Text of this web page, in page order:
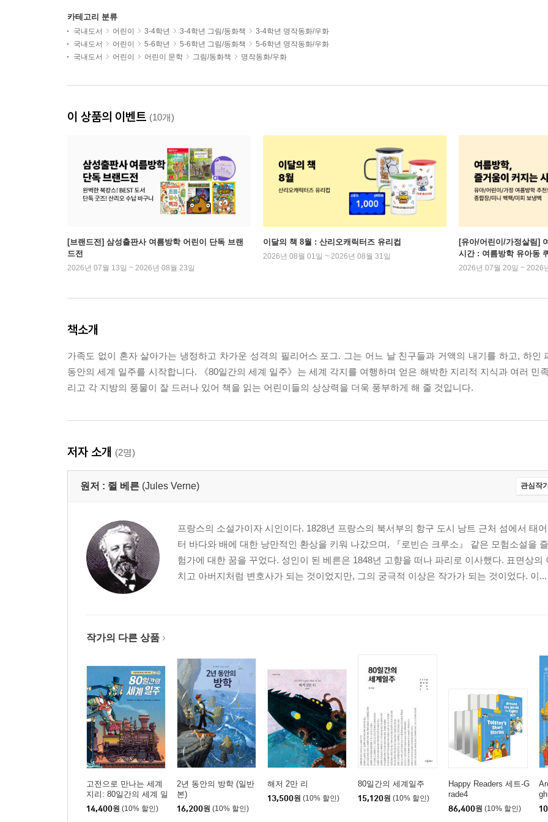
카테고리 분류
국내도서 어린이 3-4학년 3-4학년 그림/동화책
3-4학년 명작동화/우화
국내도서
어린이 5-6학년 5-6학년 그림/동화책
5-6학년 명작동화/우화
국내도서
어린이 어린이 문학 그림/동화책 명작동화/우화
이 상품의 이벤트 (10개)
[브랜드전] 삼성출판사 여름방학 어린이 단독 브랜
드전
2026년 07월 13일 ~ 2026년 08월 23일
이달의 책 8월 : 산리오캐릭터즈 유리컵
2026년 08월 01일 ~ 2026년 08월 31일
[유아/어린이/가정살림]
시간 : 여름방학 유아동
2026년 07월 20일 ~ 2026
책소개
가족도 없이 혼자 살아가는 냉정하고 차가운 성격의 필리어스 포그. 그는 어느 날 친구들과 거액의 내기를 하고, 하인
동안의 세계 일주를 시작합니다. 《80일간의 세계 일주》는 세계 각지를 여행하며 얻은 해박한 지리적 지식과 여러 민
리고 각 지방의 풍물이 잘 드러나 있어 책을 읽는 어린이들의 상상력을 더욱 풍부하게 해 줄 것입니다.
저자 소개 (2명)
원저 : 쥘 베른 (Jules Verne) 관심작
프랑스의 소설가이자 시인이다. 1828년 프랑스의 북서부의 항구 도시 낭트 근처 섬에서 태
터 바다와 배에 대한 낭만적인 환상을 키워 나갔으며, 『로빈슨 크루소』 같은 모험소설을
험가에 대한 꿈을 꾸었다. 성인이 된 베른은 1848년 고향을 떠나 파리로 이사했다. 표면상의
치고 아버지처럼 변호사가 되는 것이었지만, 그의 궁극적 이상은 작가가 되는 것이었다. 이...
작가의 다른 상품
고전으로 만나는 세계
지리: 80일간의 세계 일
주
14,400원 (10% 할인)
2년 동안의 방학 (일반
본)
16,200원 (10% 할인)
해저 2만 리
13,500원 (10% 할인)
80일간의 세계일주
15,120원 (10% 할인)
Happy Readers 세트-G
rade4
86,400원 (10% 할인)